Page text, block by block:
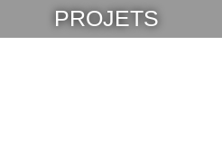
PROJETS